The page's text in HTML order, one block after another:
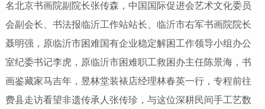
名北京书画院副院长张传森，中国国际促进会艺术文化委员
会副会长、书法报临沂工作站站长、临沂市右军书画院院长
聂明强，原临沂市困难国有企业稳定解困工作领导小组办公
室纪委书记李虎，原临沂市困难职工救困办主任陈景海，书
画鉴藏家马吉年，昱林堂装裱店经理林春英一行，专程前往
费县走访看望非遗传承人张传珍，与这位深耕民间手工艺数